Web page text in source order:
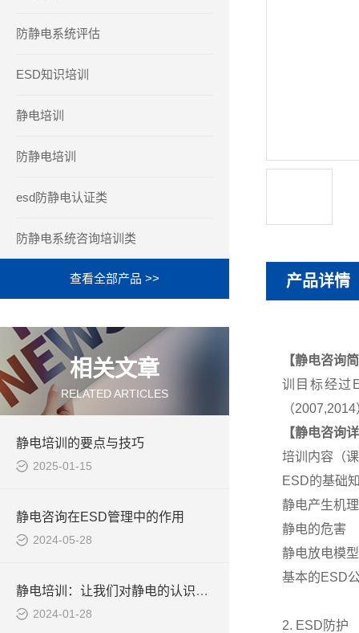
防静电系统评估
ESD知识培训
静电培训
防静电培训
esd防静电认证类
防静电系统咨询培训类
查看全部产品 >>
相关文章
RELATED ARTICLES
静电培训的要点与技巧
2025-01-15
静电咨询在ESD管理中的作用
2024-05-28
静电培训：让我们对静电的认识更深层
2024-01-28
产品详情
【静电咨询
训目标经过
（
【静电咨询
培训内容（
ESD的基础
静电产生机理
静电的危害
静电放电模型
基本的ESD
2. ESD 防护